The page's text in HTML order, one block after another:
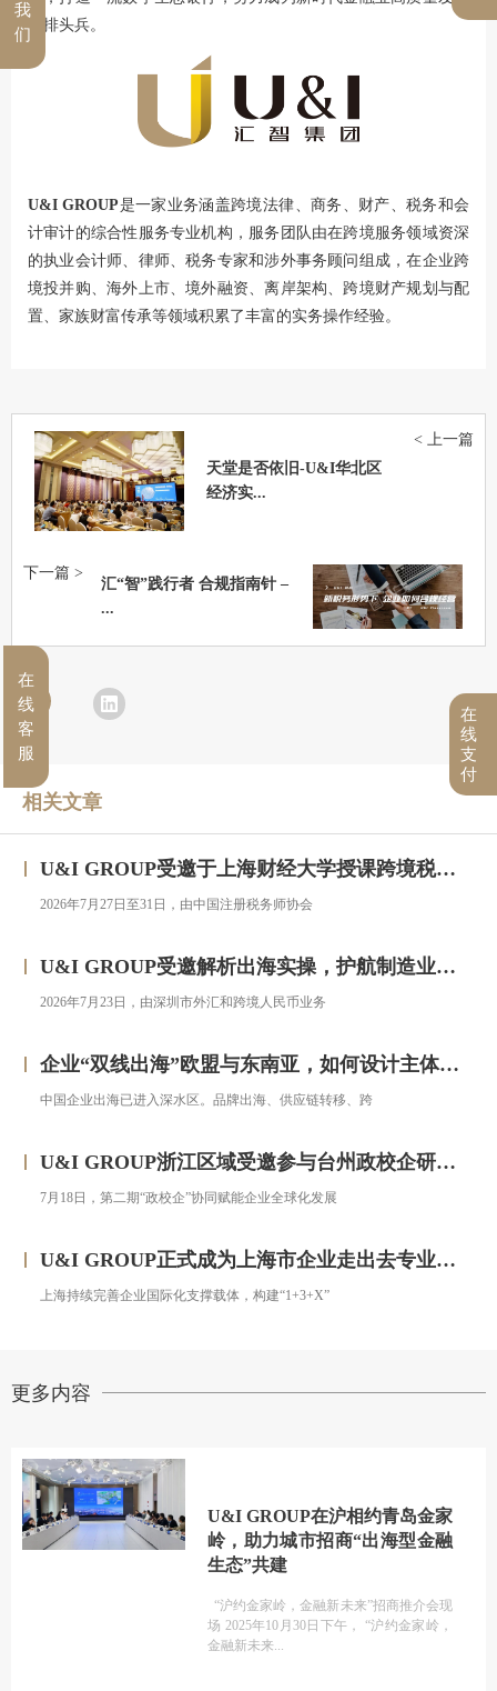
的排头兵。
U&I GROUP是一家业务涵盖跨境法律、商务、财产、税务和会
计审计的综合性服务专业机构，服务团队由在跨境服务领域资深
的执业会计师、律师、税务专家和涉外事务顾问组成，在企业跨
境投并购、海外上市、境外融资、离岸架构、跨境财产规划与配
置、家族财富传承等领域积累了丰富的实务操作经验。
天堂是否依旧-U&I华北区
经济实...
< 上一篇
汇“智”践行者 合规指南针 –
...
下一篇 >
相关文章
U&I GROUP受邀于上海财经大学授课跨境税务合规与高净值人群财务税务服务专题研修班
2026年7月27日至31日，由中国注册税务师协会
U&I GROUP受邀解析出海实操，护航制造业企业汇率风险管理
2026年7月23日，由深圳市外汇和跨境人民币业务
企业“双线出海”欧盟与东南亚，如何设计主体架构？——对话汇智集团
中国企业出海已进入深水区。品牌出海、供应链转移、跨
U&I GROUP浙江区域受邀参与台州政校企研修班，助力浙企搭建跨境投资合规框架
7月18日，第二期“政校企”协同赋能企业全球化发展
U&I GROUP正式成为上海市企业走出去专业服务联盟成员
上海持续完善企业国际化支撑载体，构建“1+3+X”
更多内容
U&I GROUP在沪相约青岛金家
岭，助力城市招商“出海型金融
生态”共建
“沪约金家岭，金融新未来”招商推介会现
场 2025年10月30日下午， “沪约金家岭，
金融新未来
我
们
在
线
客
服
在
线
支
付